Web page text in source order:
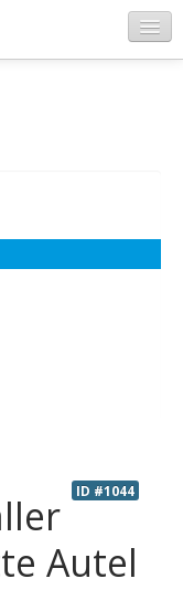
ID #1044
Autel